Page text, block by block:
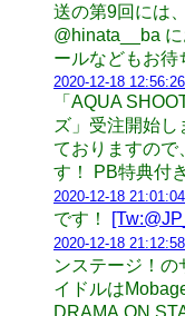
送の第9回には
@hinata__ba
ールなどもお
2020-12-18
「AQUA
ズ」受注開始し
ておりますので
す！ PB特典付
2020-12-18
です！
2020-12-18
ンステージ！
イドルは
DRAMA ON